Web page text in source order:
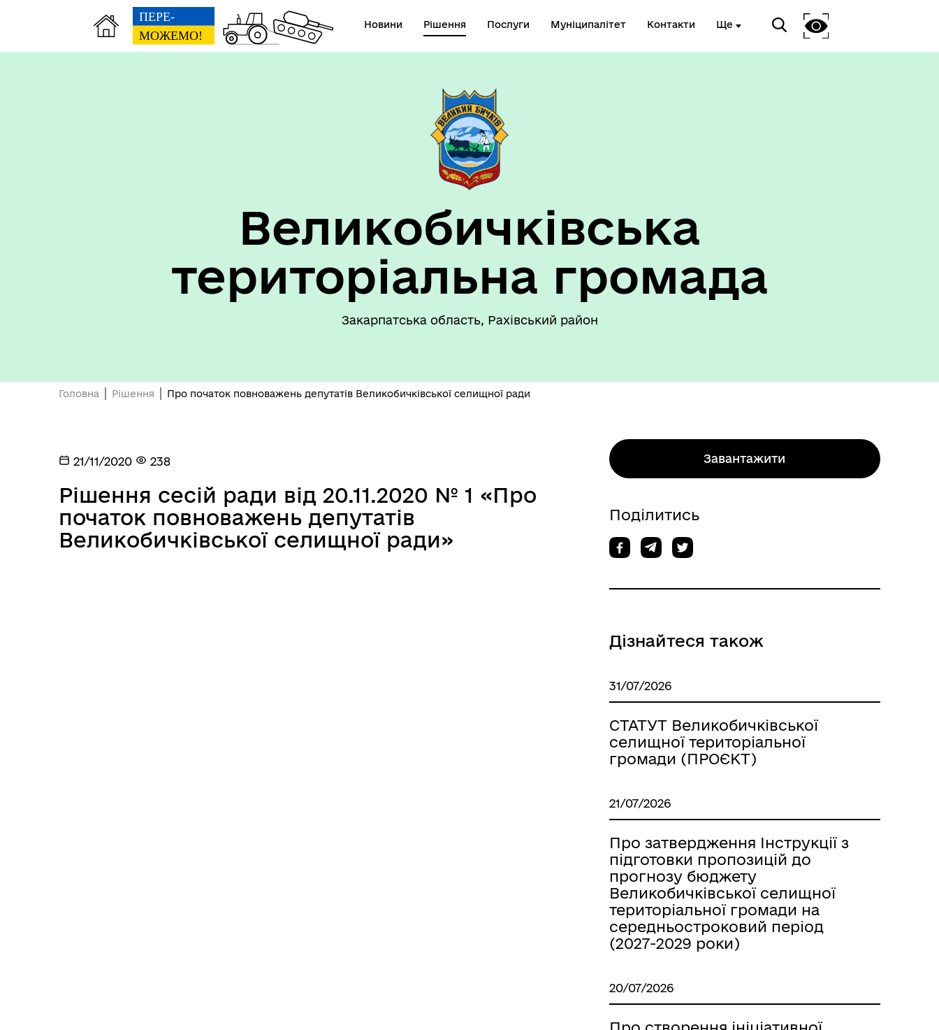
Новини Рішення Послуги Муніципалітет Контакти Ще
Герої не вмирають
установ Великобичківської ТГ
Великобичківська
територіальна громада
Закарпатська область, Рахівський район
Головна Рішення Про початок повноважень депутатів Великобичківської селищної ради
21/11/2020 238
Рішення сесій ради від 20.11.2020 № 1 «Про
початок повноважень депутатів
Великобичківської селищної ради»
Завантажити
Поділитись
Дізнайтеся також
31/07/2026
СТАТУТ Великобичківської
селищної територіальної
громади (ПРОЄКТ)
21/07/2026
Про затвердження Інструкції з
підготовки пропозицій до
прогнозу бюджету
Великобичківської селищної
територіальної громади на
середньостроковий період
(2027-2029 роки)
20/07/2026